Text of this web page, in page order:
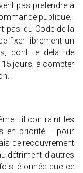
pas prétendre à
publique.
pas du Code de la
fixer librement un
dont le délai de
15 jours, à compter
: il contraint les
en priorité – pour
de recouvrement
détriment d’autres
étonnée que ce